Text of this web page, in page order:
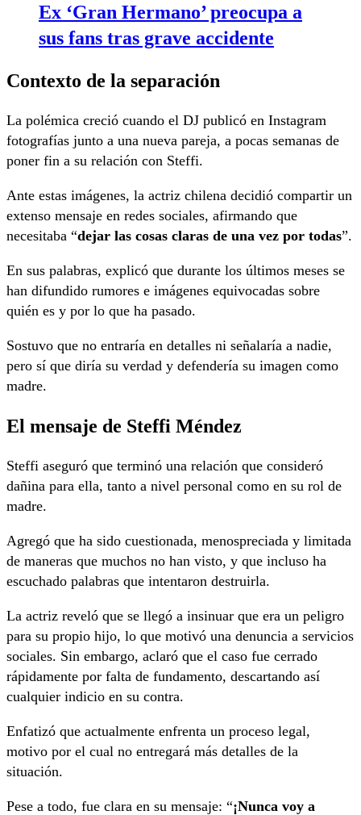
Ex ‘Gran Hermano’ preocupa a
sus fans tras grave accidente
Contexto de la separación
La polémica creció cuando el DJ publicó en Instagram
fotografías junto a una nueva pareja, a pocas semanas de
poner fin a su relación con Steffi.
Ante estas imágenes, la actriz chilena decidió compartir un
extenso mensaje en redes sociales, afirmando que
necesitaba “dejar las cosas claras de una vez por todas”.
En sus palabras, explicó que durante los últimos meses se
han difundido rumores e imágenes equivocadas sobre
quién es y por lo que ha pasado.
Sostuvo que no entraría en detalles ni señalaría a nadie,
pero sí que diría su verdad y defendería su imagen como
madre.
El mensaje de Steffi Méndez
Steffi aseguró que terminó una relación que consideró
dañina para ella, tanto a nivel personal como en su rol de
madre.
Agregó que ha sido cuestionada, menospreciada y limitada
de maneras que muchos no han visto, y que incluso ha
escuchado palabras que intentaron destruirla.
La actriz reveló que se llegó a insinuar que era un peligro
para su propio hijo, lo que motivó una denuncia a servicios
sociales. Sin embargo, aclaró que el caso fue cerrado
rápidamente por falta de fundamento, descartando así
cualquier indicio en su contra.
Enfatizó que actualmente enfrenta un proceso legal,
motivo por el cual no entregará más detalles de la
situación.
Pese a todo, fue clara en su mensaje: “¡Nunca voy a